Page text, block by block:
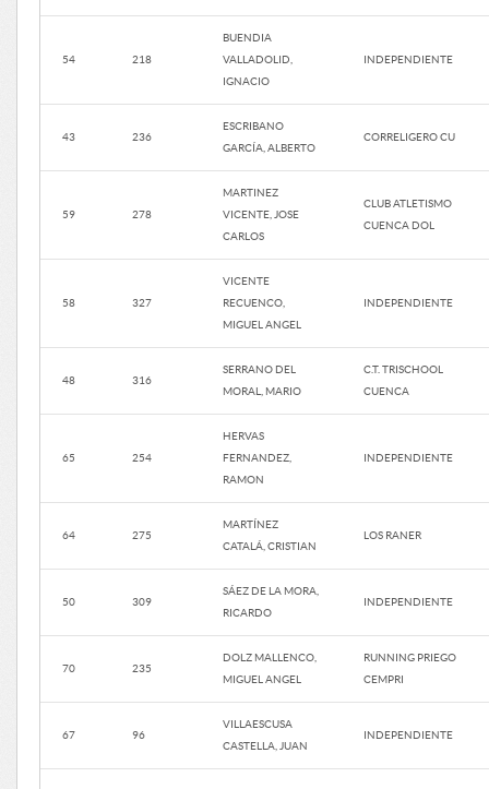
54 218
BUENDIA
VALLADOLID,
IGNACIO
INDEPENDIENTE
43 236
ESCRIBANO
GARCÍA, ALBERTO
CORRELIGERO CU
59 278
MARTINEZ
VICENTE, JOSE
CARLOS
CLUB ATLETISMO
CUENCA DOL
58 327
VICENTE
RECUENCO,
MIGUEL ANGEL
INDEPENDIENTE
48 316
SERRANO DEL
MORAL, MARIO
C.T. TRISCHOOL
CUENCA
65 254
HERVAS
FERNANDEZ,
RAMON
INDEPENDIENTE
64 275
MARTÍNEZ
CATALÁ, CRISTIAN
LOS RANER
50 309
SÁEZ DE LA MORA,
RICARDO
INDEPENDIENTE
70 235
DOLZ MALLENCO,
MIGUEL ANGEL
RUNNING PRIEGO
CEMPRI
67 96
VILLAESCUSA
CASTELLA, JUAN
INDEPENDIENTE